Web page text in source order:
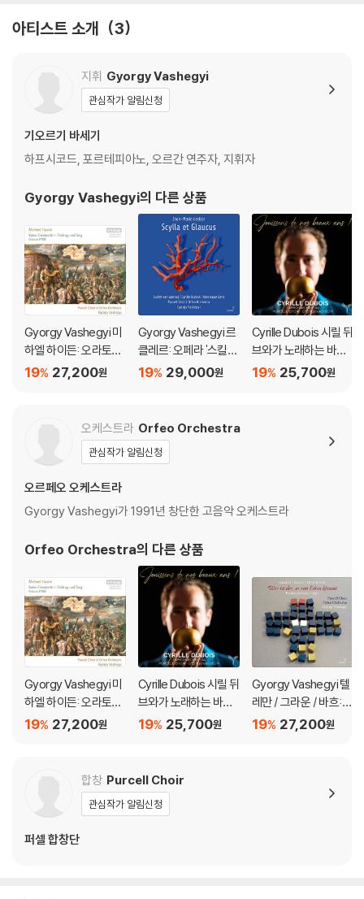
아티스트 소개 3
지휘 Gyorgy Vashegyi
관심작가 알림신청
기오르기 바세기
하프시코드, 포르테피아노, 오르간 연주자, 지휘자
Gyorgy Vashegyi의 다른 상품
Gyorgy Vashegyi 미
하엘 하이든: 오라토리
오 '콘스탄티누스 1세의
eldzug und Sieg)
27,200원
19%
Gyorgy Vashegyi 르
클레르: 오페라 '스킬라
와 글라우쿠스' (Leclai
29,000원
19%
Cyrille Dubois 시릴 뒤
브와가 노래하는 바로
크 시대 작품들 (Jouis
25,700원
19%
오케스트라 Orfeo Orchestra
관심작가 알림신청
오르페오 오케스트라
Gyorgy Vashegyi가 1991년 창단한 고음악 오케스트라
Orfeo Orchestra의 다른 상품
Gyorgy Vashegyi 미
하엘 하이든: 오라토리
오 '콘스탄티누스 1세의
eldzug und Sieg)
27,200원
19%
Cyrille Dubois 시릴 뒤
브와가 노래하는 바로
크 시대 작품들 (Jouis
25,700원
19%
Gyorgy Vashegyi 텔
레만 / 그라운 / 바흐:
파스티초 수난곡 '에돔
27,200원
19%
합창 Purcell Choir
관심작가 알림신청
퍼셀 합창단